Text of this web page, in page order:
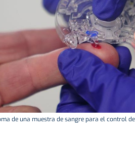
de una muestra de sangre para el control